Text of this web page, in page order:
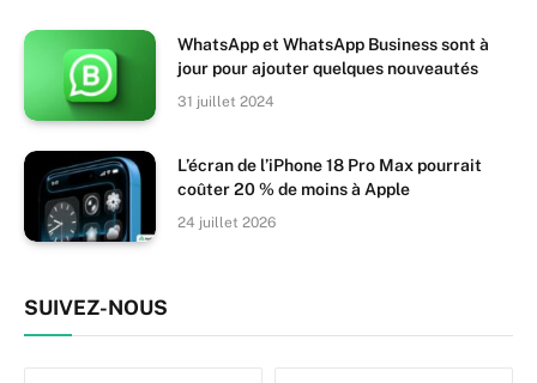
WhatsApp et WhatsApp Business sont à
jour pour ajouter quelques nouveautés
31 juillet 2024
L’écran de l’iPhone 18 Pro Max pourrait
coûter 20 % de moins à Apple
24 juillet 2026
SUIVEZ-NOUS